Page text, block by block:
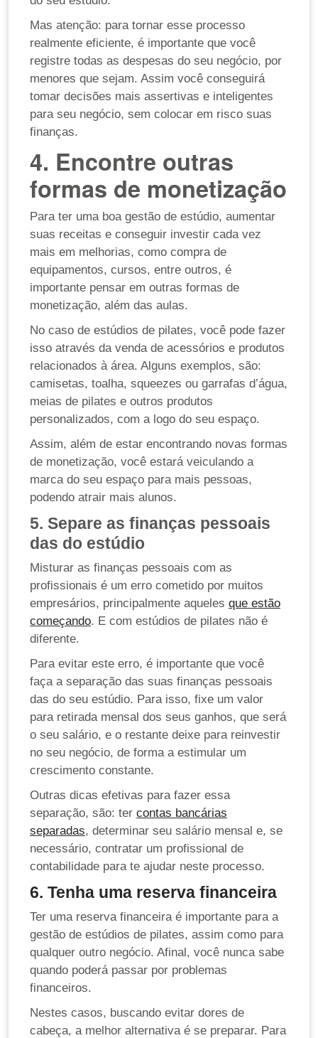
Mas atenção: para tornar esse processo
realmente eficiente, é importante que você
registre todas as despesas do seu negócio, por
menores que sejam. Assim você conseguirá
tomar decisões mais assertivas e inteligentes
para seu negócio, sem colocar em risco suas
finanças.
4. Encontre outras
formas de monetização
Para ter uma boa gestão de estúdio, aumentar
suas receitas e conseguir investir cada vez
mais em melhorias, como compra de
equipamentos, cursos, entre outros, é
importante pensar em outras formas de
monetização, além das aulas.
No caso de estúdios de pilates, você pode fazer
isso através da venda de acessórios e produtos
relacionados à área. Alguns exemplos, são:
camisetas, toalha, squeezes ou garrafas d’água,
meias de pilates e outros produtos
personalizados, com a logo do seu espaço.
Assim, além de estar encontrando novas formas
de monetização, você estará veiculando a
marca do seu espaço para mais pessoas,
podendo atrair mais alunos.
5. Separe as finanças pessoais
das do estúdio
Misturar as finanças pessoais com as
profissionais é um erro cometido por muitos
empresários, principalmente aqueles que estão
começando. E com estúdios de pilates não é
diferente.
Para evitar este erro, é importante que você
faça a separação das suas finanças pessoais
das do seu estúdio. Para isso, fixe um valor
para retirada mensal dos seus ganhos, que será
o seu salário, e o restante deixe para reinvestir
no seu negócio, de forma a estimular um
crescimento constante.
Outras dicas efetivas para fazer essa
separação, são: ter contas bancárias
separadas, determinar seu salário mensal e, se
necessário, contratar um profissional de
contabilidade para te ajudar neste processo.
6. Tenha uma reserva financeira
Ter uma reserva financeira é importante para a
gestão de estúdios de pilates, assim como para
qualquer outro negócio. Afinal, você nunca sabe
quando poderá passar por problemas
financeiros.
Nestes casos, buscando evitar dores de
cabeça, a melhor alternativa é se preparar. Para